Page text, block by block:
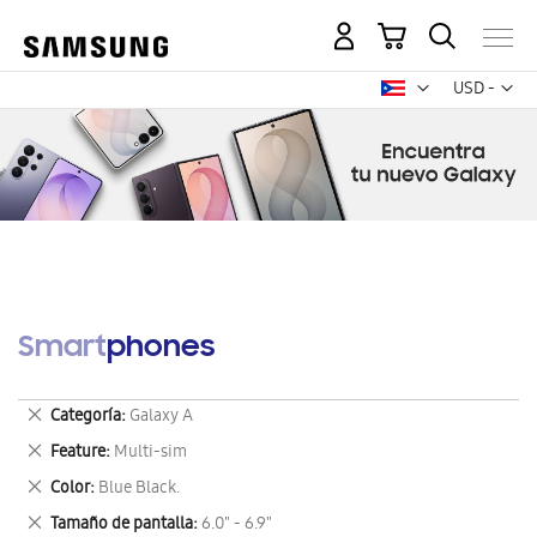
USD -
dólar
Mi carrito
Smartphones
Categoría Galaxy A
Eliminar
este
artículo
Feature Multi-sim
Eliminar
este
artículo
Color Blue Black.
Eliminar
este
Tamaño de pantalla 6.0" - 6.9"
Eliminar